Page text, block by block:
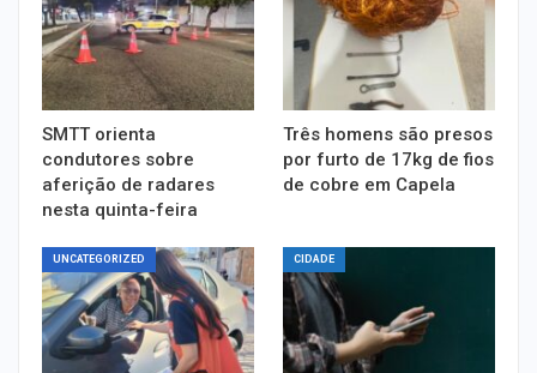
SMTT orienta
condutores sobre
aferição de radares
nesta quinta-feira
Três homens são presos
por furto de 17kg de fios
de cobre em Capela
UNCATEGORIZED CIDADE